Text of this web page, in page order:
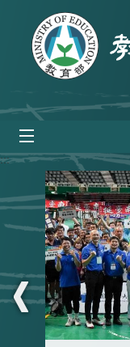
跳到主要內容區塊
:::